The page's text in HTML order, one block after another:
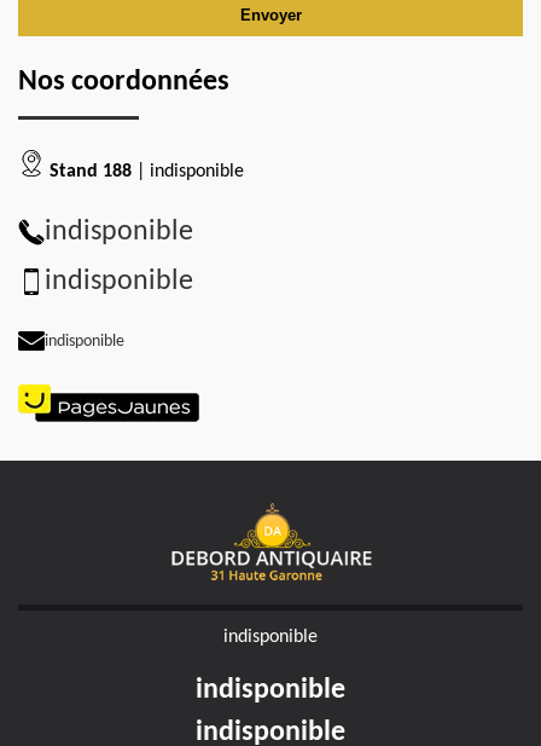
Nos coordonnées
Stand 188 | indisponible
indisponible
indisponible
indisponible
indisponible
indisponible
indisponible